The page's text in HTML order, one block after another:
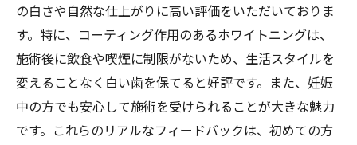
の白さや自然な仕上がりに高い評価をいただいておりま
す。特に、コーティング作用のあるホワイトニングは、
施術後に飲食や喫煙に制限がないため、生活スタイルを
変えることなく白い歯を保てると好評です。また、妊娠
中の方でも安心して施術を受けられることが大きな魅力
です。これらのリアルなフィードバックは、初めての方